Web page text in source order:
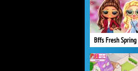
Bffs Fresh Spring